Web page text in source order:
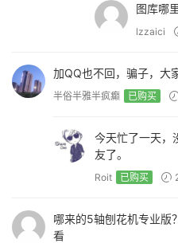
图库哪
lzzaici
加QQ也不回，骗子，大
半俗半雅半疯癫 已购买
今天忙了一天，
友了。
Roit 已购买
哪来的5轴刨花机专业版
看